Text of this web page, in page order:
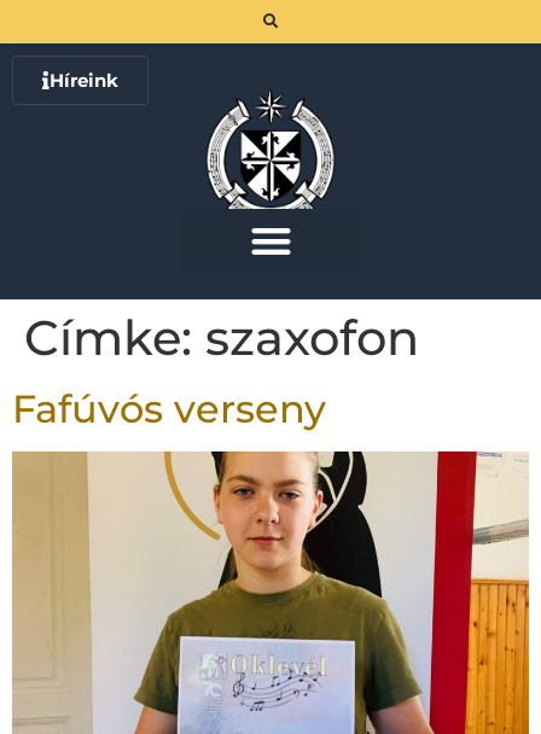
Híreink
Címke: szaxofon
Fafúvós verseny